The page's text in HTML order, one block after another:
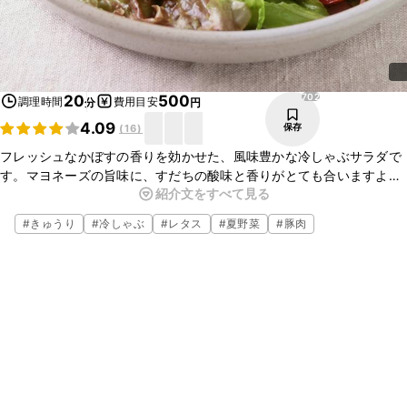
調理時間 20分 費用目安500円
4.09 (16)
702
保存
フレッシュなかぼすの香りを効かせた、風味豊かな冷しゃぶサラダで
す。マヨネーズの旨味に、すだちの酸味と香りがとても合いますよ。
食べごたえのある冷しゃぶサラダも爽やかなかぼすの風味でさっぱり
と食べられる味付けですよ。
紹介文をすべて見る
#きゅうり #冷しゃぶ #レタス #夏野菜 #豚肉